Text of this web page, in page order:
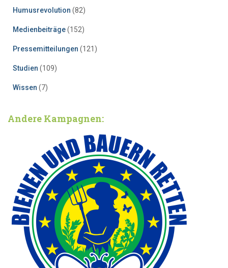
Humusrevolution (82)
Medienbeiträge(152)
Pressemitteilungen (121)
Studien (109)
Wissen (7)
Andere Kampagnen: